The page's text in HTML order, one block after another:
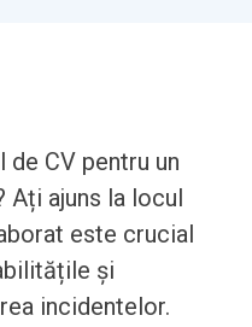
de CV pentru un
Ați ajuns la locul
este crucial
și
incidentelor.